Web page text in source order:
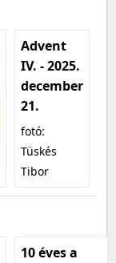
Advent
IV. - 2025.
december
21.
fotó:
Tüskés
Tibor
10 éves a